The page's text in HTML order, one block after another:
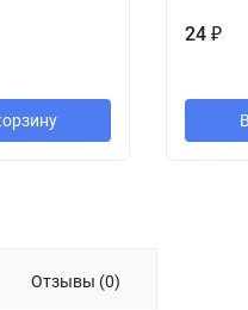
24 ₽
Отзывы (0)